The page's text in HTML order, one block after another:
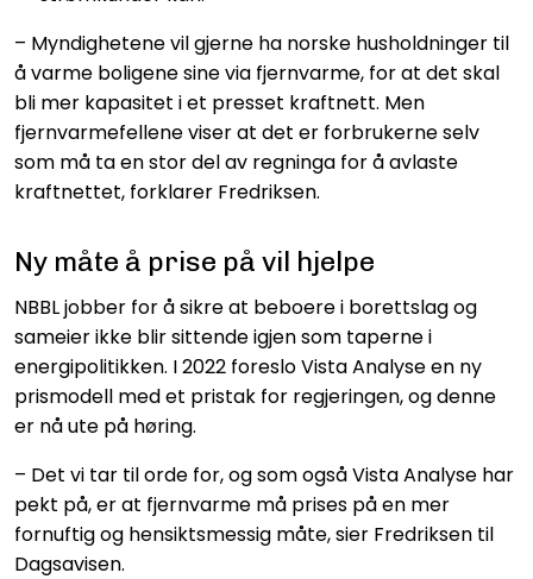
– Myndighetene vil gjerne ha norske husholdninger til
å varme boligene sine via fjernvarme, for at det skal
bli mer kapasitet i et presset kraftnett. Men
fjernvarmefellene viser at det er forbrukerne selv
som må ta en stor del av regninga for å avlaste
kraftnettet, forklarer Fredriksen.
Ny måte å prise på vil hjelpe
NBBL jobber for å sikre at beboere i borettslag og
sameier ikke blir sittende igjen som taperne i
energipolitikken. I 2022 foreslo Vista Analyse en ny
prismodell med et pristak for regjeringen, og denne
er nå ute på høring.
– Det vi tar til orde for, og som også Vista Analyse har
pekt på, er at fjernvarme må prises på en mer
fornuftig og hensiktsmessig måte, sier Fredriksen til
Dagsavisen.